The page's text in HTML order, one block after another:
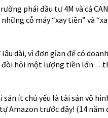
phái đầu tư 4M và cả
cỗ máy “xay tiền” và
dài, vì đơn gỉan để có
đòi hỏi một lượng tiền lớn
ít chủ yếu là tài sản vô
Amazon trước đây! (14 năm